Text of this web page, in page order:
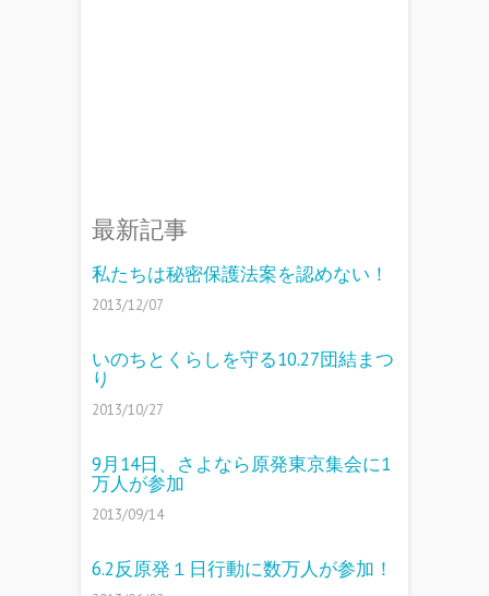
最新記事
私たちは秘密保護法案を認めない！
2013/12/07
いのちとくらしを守る10.27団結まつ
り
2013/10/27
9月14日、さよなら原発東京集会に1
万人が参加
2013/09/14
6.2反原発１日行動に数万人が参加！